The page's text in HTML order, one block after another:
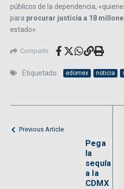
públicos de la dependencia,
para procurar justicia a 18
estado».
Compartir
Etiquetado: edomex noticia
Previous Article
Pega
la
sequía
a la
CDMX